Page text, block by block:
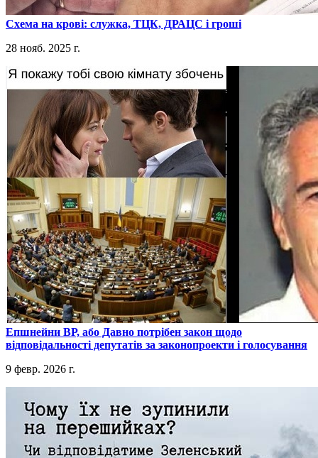
​Схема на крові: служка, ТЦК, ДРАЦС і гроші
28 нояб. 2025 г.
​Епшнейни ВР, або Давно потрібен закон щодо
відповідальності депутатів за законопроекти і голосування
9 февр. 2026 г.